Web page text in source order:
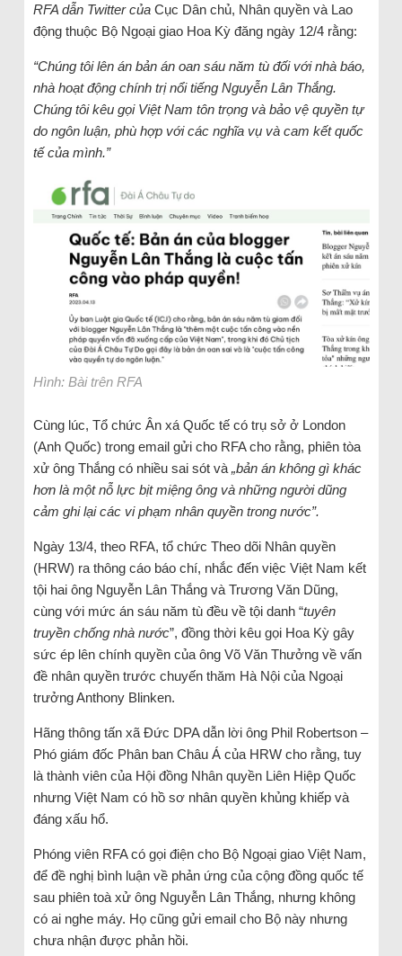
RFA dẫn Twitter của Cục Dân chủ, Nhân quyền và Lao
động thuộc Bộ Ngoại giao Hoa Kỳ đăng ngày 12/4 rằng:
“Chúng tôi lên án bản án oan sáu năm tù đối với nhà báo,
nhà hoạt động chính trị nổi tiếng Nguyễn Lân Thắng.
Chúng tôi kêu gọi Việt Nam tôn trọng và bảo vệ quyền tự
do ngôn luận, phù hợp với các nghĩa vụ và cam kết quốc
tế của mình.”
Hình: Bài trên RFA
Cùng lúc, Tổ chức Ân xá Quốc tế có trụ sở ở London
(Anh Quốc) trong email gửi cho RFA cho rằng, phiên tòa
xử ông Thắng có nhiều sai sót và „bản án không gì khác
hơn là một nỗ lực bịt miệng ông và những người dũng
cảm ghi lại các vi phạm nhân quyền trong nước”.
Ngày 13/4, theo RFA, tổ chức Theo dõi Nhân quyền
(HRW) ra thông cáo báo chí, nhắc đến việc Việt Nam kết
tội hai ông Nguyễn Lân Thắng và Trương Văn Dũng,
cùng với mức án sáu năm tù đều về tội danh “tuyên
truyền chống nhà nước”, đồng thời kêu gọi Hoa Kỳ gây
sức ép lên chính quyền của ông Võ Văn Thưởng về vấn
đề nhân quyền trước chuyến thăm Hà Nội của Ngoại
trưởng Anthony Blinken.
Hãng thông tấn xã Đức DPA dẫn lời ông Phil Robertson –
Phó giám đốc Phân ban Châu Á của HRW cho rằng, tuy
là thành viên của Hội đồng Nhân quyền Liên Hiệp Quốc
nhưng Việt Nam có hồ sơ nhân quyền khủng khiếp và
đáng xấu hổ.
Phóng viên RFA có gọi điện cho Bộ Ngoại giao Việt Nam,
để đề nghị bình luận về phản ứng của cộng đồng quốc tế
sau phiên toà xử ông Nguyễn Lân Thắng, nhưng không
có ai nghe máy. Họ cũng gửi email cho Bộ này nhưng
chưa nhận được phản hồi.